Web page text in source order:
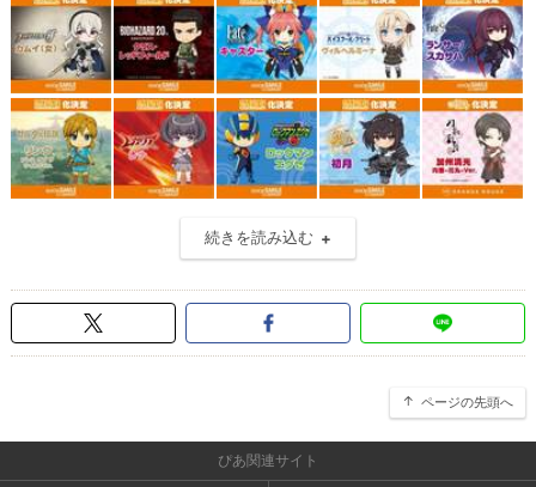
続きを読み込む
ページの先頭へ
ぴあ関連サイト